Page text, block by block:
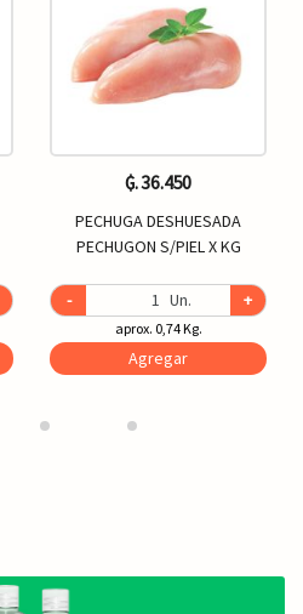
₲. 36.450
PECHUGA DESHUESADA
PECHUGON S/PIEL X KG
- Un. +
aprox. 0,74 Kg.
Agregar